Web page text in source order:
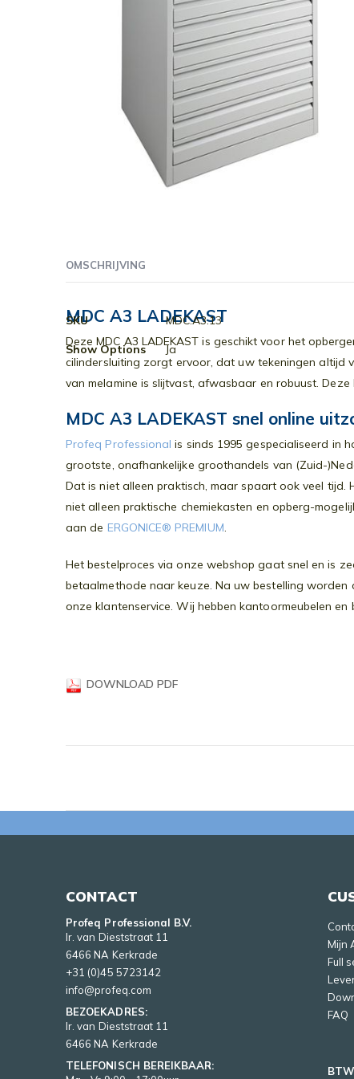
het
van
afbeeldingen-
gallerij
OMSCHRIJVING
MDC A3 LADEKAST
Deze MDC A3 LADEKAST is geschikt voor het
cilindersluiting zorgt ervoor, dat uw tekeningen altijd
van melamine is slijtvast, afwasbaar en robuust.
MDC A3 LADEKAST snel online
Profeq Professional is sinds 1995 gespecialiseerd in
grootste, onafhankelijke groothandels van (Zuid-
Dat is niet alleen praktisch, maar spaart ook veel
niet alleen praktische chemiekasten en opberg-
aan de ERGONICE® PREMIUM.
Het bestelproces via onze webshop gaat snel en is
betaalmethode naar keuze. Na uw bestelling
onze klantenservice. Wij hebben kantoormeubelen
Meer
informatie
SKU
MDC.A3.13
Show Options
Ja
DOWNLOAD PDF
CONTACT
Profeq Professional B.V.
Ir. van Dieststraat 11
6466 NA Kerkrade
+31 (0)45 5723142
info@profeq.com
BEZOEKADRES:
Ir. van Dieststraat 11
6466 NA Kerkrade
TELEFONISCH BEREIKBAAR:
Mijn
Full
FAQ
BTW